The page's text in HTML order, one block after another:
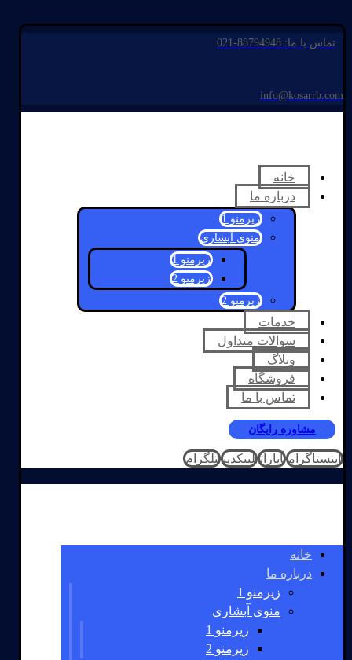
تماس با ما: 88794948-021
info@kosarrb.com
خانه
درباره ما
زیرمنو 1
منوی آبشاری
زیرمنو 1
زیرمنو 2
زیرمنو 2
خدمات
سوالات متداول
وبلاگ
فروشگاه
تماس با ما
مشاوره رایگان
اینستاگرام آپارات لینکدین تلگرام
خانه
درباره ما
زیرمنو 1
منوی آبشاری
زیرمنو 1
زیرمنو 2